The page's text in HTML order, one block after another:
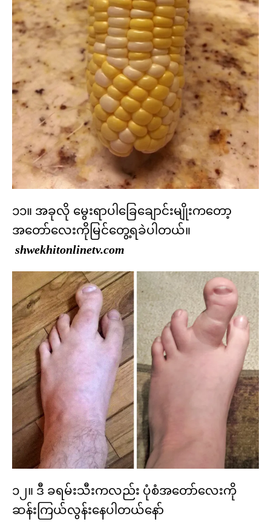
၁၁။ အခုလို မွေးရာပါခြေချောင်းမျိုးကတော့
အတော်လေးကိုမြင်တွေ့ရခဲပါတယ်။
shwekhitonlinetv.com
၁၂။ ဒီ ခရမ်းသီးကလည်း ပုံစံအတော်လေးကို
ဆန်းကြယ်လွန်းနေပါတယ်နော်